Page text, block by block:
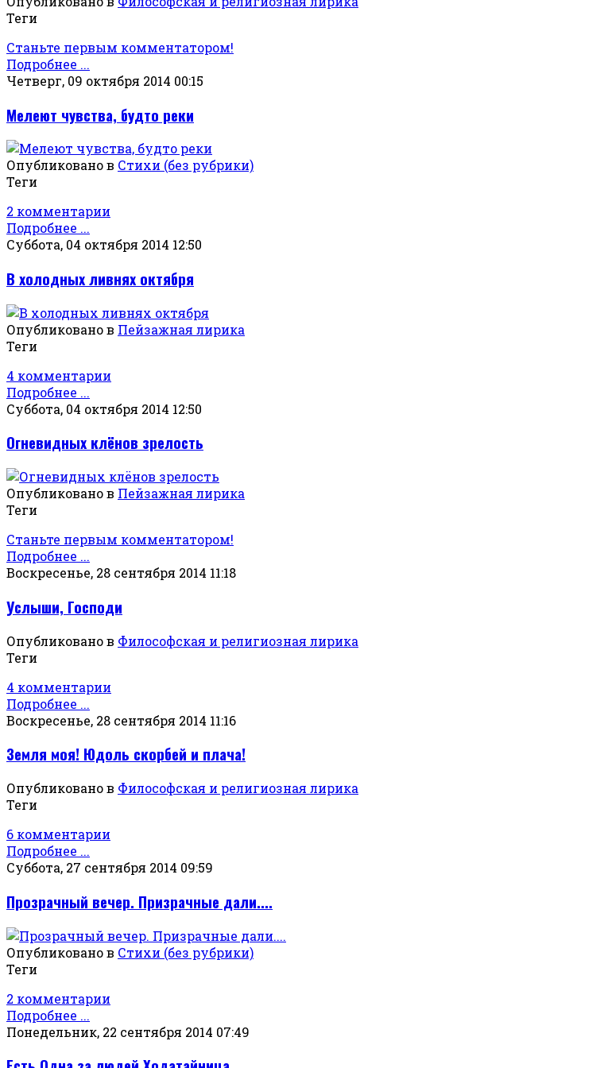
Теги
Станьте первым комментатором!
Подробнее ...
Четверг, 09 октября 2014 00:15
Мелеют чувства, будто реки
Опубликовано в Стихи (без рубрики)
Теги
2 комментарии
Подробнее ...
Суббота, 04 октября 2014 12:50
В холодных ливнях октября
Опубликовано в Пейзажная лирика
Теги
4 комментарии
Подробнее ...
Суббота, 04 октября 2014 12:50
Огневидных клёнов зрелость
Опубликовано в Пейзажная лирика
Теги
Станьте первым комментатором!
Подробнее ...
Воскресенье, 28 сентября 2014 11:18
Услыши, Господи
Опубликовано в Философская и религиозная лирика
Теги
4 комментарии
Подробнее ...
Воскресенье, 28 сентября 2014 11:16
Земля моя! Юдоль скорбей и плача!
Опубликовано в Философская и религиозная лирика
Теги
6 комментарии
Подробнее ...
Суббота, 27 сентября 2014 09:59
Прозрачный вечер. Призрачные дали....
Опубликовано в Стихи (без рубрики)
Теги
2 комментарии
Подробнее ...
Понедельник, 22 сентября 2014 07:49